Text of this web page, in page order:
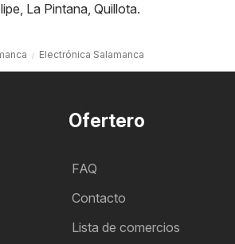
, La Pintana, Quillota.
Electrónica Salamanca
Ofertero
FAQ
Contacto
Lista de comercios